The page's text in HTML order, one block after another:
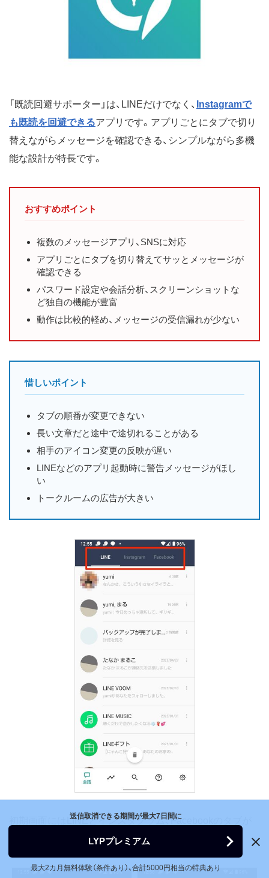
「既読回避サポーター」は、LINEだけでなく、 Instagramで
も既読を回避できるアプリです。アプリごとにタブで切り
替えながらメッセージを確認できる、シンプルながら多機
能な設計が特長です。
おすすめポイント
複数のメッセージアプリ、SNSに対応
アプリごとにタブを切り替えてサッとメッセージが
確認できる
パスワード設定や会話分析、スクリーンショットな
ど独自の機能が豊富
動作は比較的軽め、メッセージの受信漏れが少ない
惜しいポイント
タブの順番が変更できない
長い文章だと途中で途切れることがある
相手のアイコン変更の反映が遅い
LINEなどのアプリ起動時に警告メッセージがほし
い
トークルームの広告が大きい
初期画面にはLINEとインスタグラム、Facebookのタブが
配置されています。
送信取消できる期間が最大7日間に
LYPプレミアム
最大2カ月無料体験（条件あり）、合計5000円相当の特典あり